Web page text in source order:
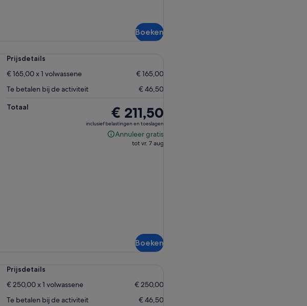
Boeken
Prijsdetails
€ 165,00 x 1 volwassene
€ 165,00
Te betalen bij de activiteit
€ 46,50
Totaal
De
prijs
is
€ 211,50
€ 211,50
inclusief belastingen en toeslagen
Annuleer gratis
Annuleer
tot vr. 7 aug
Boeken
Prijsdetails
€ 250,00 x 1 volwassene
€ 250,00
Te betalen bij de activiteit
€ 46,50